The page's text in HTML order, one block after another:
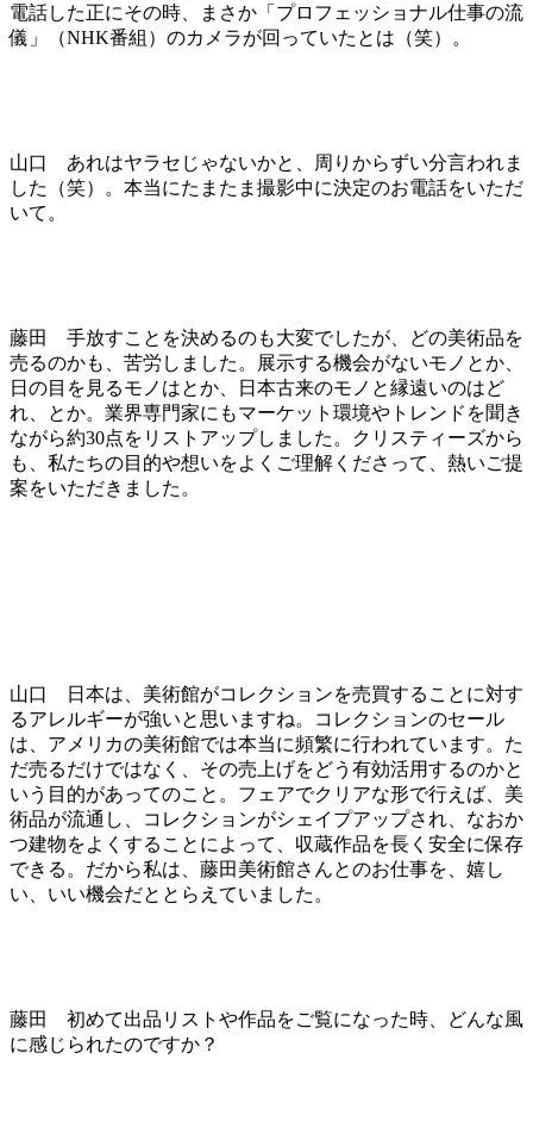
電話した正にその時、まさか「プロフェッショナル仕事の流
儀」（NHK番組）のカメラが回っていたとは（笑）。
山口 あれはヤラセじゃないかと、周りからずい分言われま
した（笑）。本当にたまたま撮影中に決定のお電話をいただ
いて。
藤田 手放すことを決めるのも大変でしたが、どの美術品を
売るのかも、苦労しました。展示する機会がないモノとか、
日の目を見るモノはとか、日本古来のモノと縁遠いのはど
れ、とか。業界専門家にもマーケット環境やトレンドを聞き
ながら約30点をリストアップしました。クリスティーズから
も、私たちの目的や想いをよくご理解くださって、熱いご提
案をいただきました。
山口 日本は、美術館がコレクションを売買することに対す
るアレルギーが強いと思いますね。コレクションのセール
は、アメリカの美術館では本当に頻繁に行われています。た
だ売るだけではなく、その売上げをどう有効活用するのかと
いう目的があってのこと。フェアでクリアな形で行えば、美
術品が流通し、コレクションがシェイプアップされ、なおか
つ建物をよくすることによって、収蔵作品を長く安全に保存
できる。だから私は、藤田美術館さんとのお仕事を、嬉し
い、いい機会だととらえていました。
藤田 初めて出品リストや作品をご覧になった時、どんな風
に感じられたのですか？